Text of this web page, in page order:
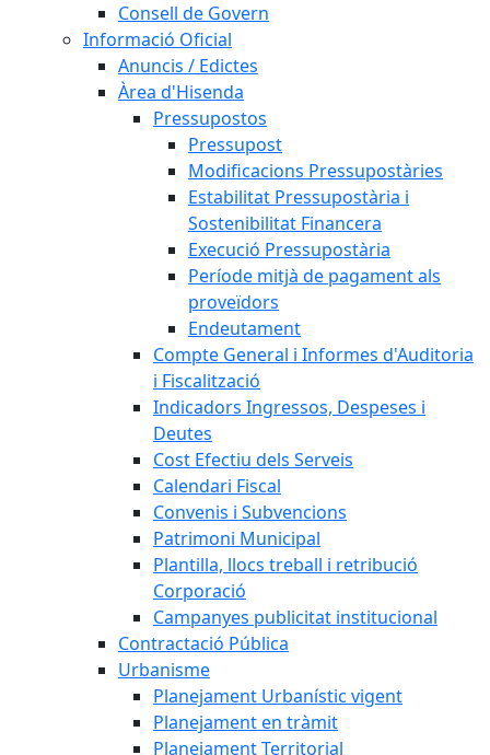
Consell de Govern
Informació Oficial
Anuncis / Edictes
Àrea d'Hisenda
Pressupostos
Pressupost
Modificacions Pressupostàries
Estabilitat Pressupostària i
Sostenibilitat Financera
Execució Pressupostària
Període mitjà de pagament als
proveïdors
Endeutament
Compte General i Informes d'Auditoria
i Fiscalització
Indicadors Ingressos, Despeses i
Deutes
Cost Efectiu dels Serveis
Calendari Fiscal
Convenis i Subvencions
Patrimoni Municipal
Plantilla, llocs treball i retribució
Corporació
Campanyes publicitat institucional
Contractació Pública
Urbanisme
Planejament Urbanístic vigent
Planejament en tràmit
Planejament Territorial